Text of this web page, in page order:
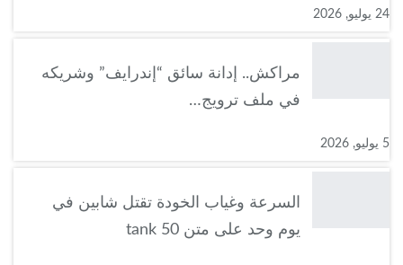
24 يوليو, 2026
مراكش.. إدانة سائق “إندرايف” وشريكه
في ملف ترويج…
5 يوليو, 2026
السرعة وغياب الخودة تقتل شابين في
يوم وحد على متن tank 50